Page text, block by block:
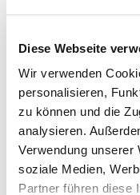
Diese Webseite
Wir verwenden
personalisieren,
zu können und die
analysieren.
Verwendung unserer
soziale Medien,
Partner führen diese
Größen
Größen